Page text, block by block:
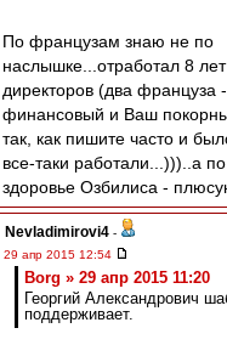
По французам знаю не по
наслышке...отработал 8
директоров (два француза
финансовый и Ваш
так, как пишите часто и
все-таки работали...)))..а
здоровье Озбилиса -
Nevladimirovi4 -
29 апр 2015 12:54
Borg » 29 апр 2015 11:20
Георгий Александрович
поддерживает.